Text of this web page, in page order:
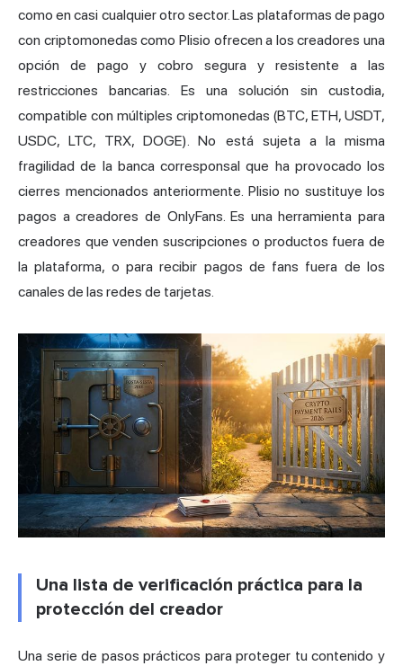
como en casi cualquier otro sector. Las plataformas de pago
con criptomonedas como Plisio ofrecen a los creadores una
opción de pago y cobro segura y resistente a las
restricciones bancarias. Es una solución sin custodia,
compatible con múltiples criptomonedas (BTC, ETH, USDT,
USDC, LTC, TRX, DOGE). No está sujeta a la misma
fragilidad de la banca corresponsal que ha provocado los
cierres mencionados anteriormente. Plisio no sustituye los
pagos a creadores de OnlyFans. Es una herramienta para
creadores que venden suscripciones o productos fuera de
la plataforma, o para recibir pagos de fans fuera de los
canales de las redes de tarjetas.
Una lista de verificación práctica para la
protección del creador
Una serie de pasos prácticos para proteger tu contenido y